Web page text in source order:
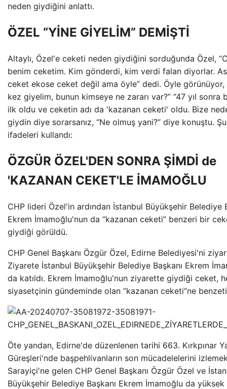
neden giydiğini anlattı.
ÖZEL “YİNE GİYELİM” DEMİŞTİ
Altaylı, Özel'e ceketi neden giydiğini sorduğunda Özel,
benim ceketim. Kim gönderdi, kim verdi falan diyorlar.
ceket ekose ceket değil ama öyle” dedi. Öyle
kez giyelim, bunun kimseye ne zararı var?” “47 yıl sonra
ilk oldu ve ceketin adı da 'kazanan ceketi' oldu. Bize
giydin diye sorarsanız, “Ne olmuş yani?” diye konuştu. Şu
ifadeleri kullandı:
ÖZGÜR ÖZEL'DEN SONRA ŞİMDİ de
'KAZANAN CEKET'LE İMAMOĞLU
CHP lideri Özel'in ardından İstanbul Büyükşehir Belediye
Ekrem İmamoğlu'nun da “kazanan ceketi” benzeri bir
giydiği görüldü.
CHP Genel Başkanı Özgür Özel, Edirne Belediyesi'ni
Ziyarete İstanbul Büyükşehir Belediye Başkanı Ekrem
da katıldı. Ekrem İmamoğlu'nun ziyarette giydiği ceket,
siyasetçinin gündeminde olan “kazanan ceketi”ne
Öte yandan, Edirne'de düzenlenen tarihi 663. Kırkpınar
Güreşleri'nde başpehlivanların son mücadelelerini
Sarayiçi'ne gelen CHP Genel Başkanı Özgür Özel ve
Büyükşehir Belediye Başkanı Ekrem İmamoğlu da yüksek